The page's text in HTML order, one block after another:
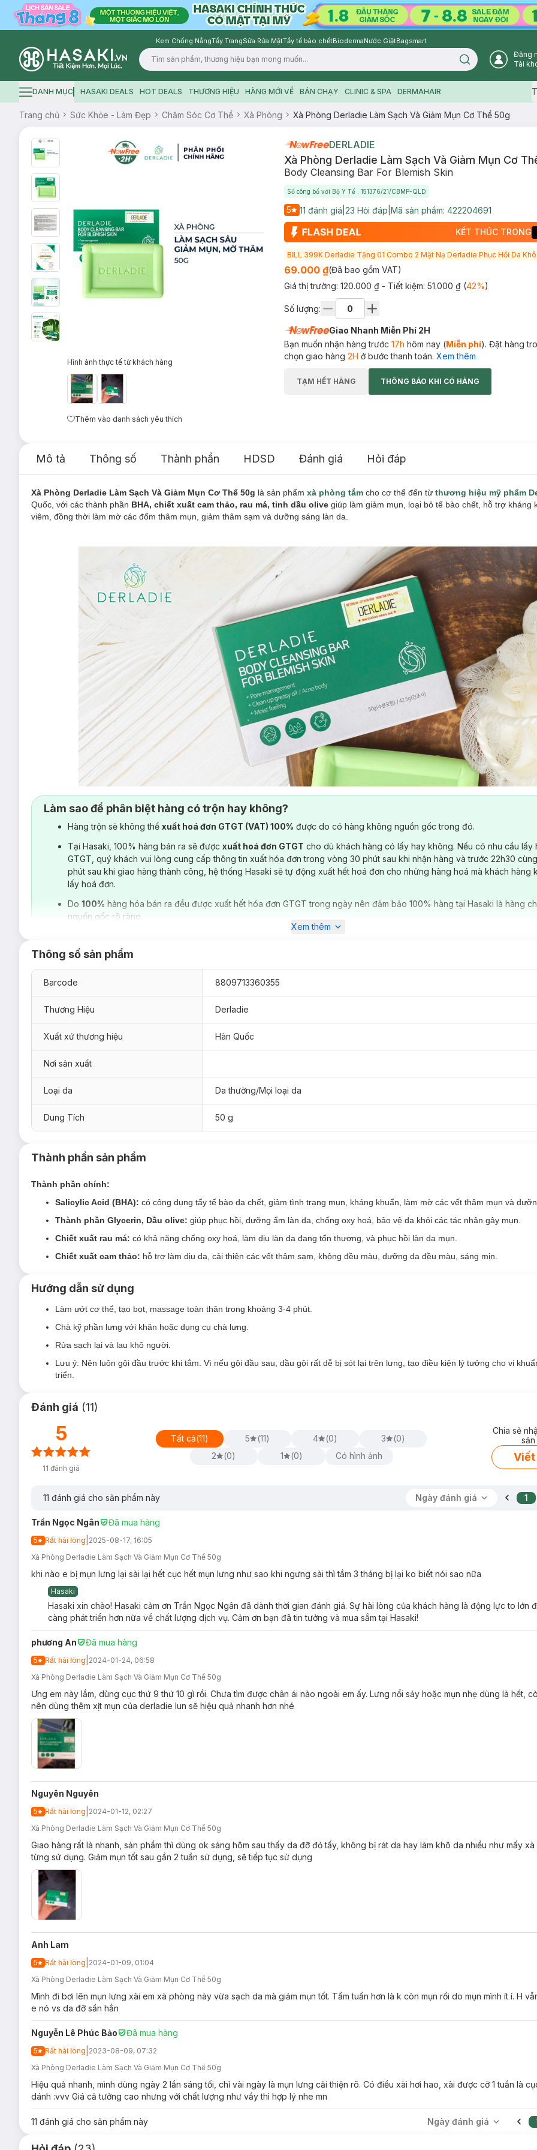
Kem Chống NắngTẩy TrangSữa Rửa MặtTẩy tế bào chếtBiodermaNước GiặtBagsmart
Logo
Search icon
Đăng
Tài
Hamburger icon
DANH MỤC HASAKI DEALS HOT DEALS THƯƠNG HIỆU HÀNG MỚI VỀ BÁN CHẠY CLINIC & SPA DERMAHAIR
Trang chủ Sức Khỏe - Làm Đẹp Chăm Sóc Cơ Thể Xà Phòng Xà Phòng Derladie Làm Sạch Và Giảm Mụn Cơ Thể 50g
Hình ảnh thực tế từ khách hàng
Thêm vào danh sách yêu thích
DERLADIE
Xà Phòng Derladie Làm Sạch Và Giảm Mụn Cơ
Body Cleansing Bar For Blemish Skin
Số công bố với Bộ Y Tế : 151376/21/CBMP-QLD
5 11 đánh giá 23 Hỏi đáp Mã sản phẩm: 422204691
KẾT THÚC TRONG
BILL 399K Derladie Tặng 01 Combo 2 Mặt Nạ Derladie Phục Hồi Da
69.000 ₫(Đã bao gồm VAT)
Giá thị trường: 120.000 ₫ - Tiết kiệm: 51.000 ₫(42%)
Số lượng:
Giao Nhanh Miễn Phí 2H
Bạn muốn nhận hàng trước 17h hôm nay (Miễn phí). Đặt hàng
chọn giao hàng 2H ở bước thanh toán. Xem thêm
TẠM HẾT HÀNG THÔNG BÁO KHI CÓ HÀNG
Mô tả Thông số Thành phần HDSD Đánh giá Hỏi đáp
Xà Phòng Derladie Làm Sạch Và Giảm Mụn Cơ Thể 50g là sản phẩm xà phòng tắm cho cơ thể đến từ thương hiệu mỹ phẩm
Quốc, với các thành phần BHA, chiết xuất cam thảo, rau má, tinh dầu olive giúp làm giảm mụn, loại bỏ tế bào chết, hỗ trợ kháng
viêm, đồng thời làm mờ các đốm thâm mụn, giảm thâm sạm và dưỡng sáng làn da.
sạm gây tối màu da, trông da kém sức sống và khô ráp do các vết bong tróc.
da mặt, giờ đây hãng cho ra mắt sản phẩm giảm mụn cho cả cơ thể với sản phẩmDerladie Body Cleansing Bar For Blemish Skin.
biệt dịu nhẹ và an toàn với mọi làn da, ngay cả da nhạy cảm hay đang gặp vấn đề viêm nang lông.
Hiện sản phẩmXà Phòng Derladie Body Cleansing Bar For Blemish Skin 50gđã có mặt tạiHasaki.
Loại da phù hợp:
Sản phẩm phù hợp với mọi loại da.
Giải pháp cho tình trạng da:
Damụn, viêm nang lông.
Làm sao để phân biệt hàng có trộn hay không?
Hàng trộn sẽ không thể xuất hoá đơn GTGT (VAT) 100% được do có hàng không nguồn gốc trong đó.
Tại Hasaki, 100% hàng bán ra sẽ được xuất hoá đơn GTGT cho dù khách hàng có lấy hay không. Nếu có nhu cầu lấy
GTGT, quý khách vui lòng cung cấp thông tin xuất hóa đơn trong vòng 30 phút sau khi nhận hàng và trước 22h30
phút sau khi giao hàng thành công, hệ thống Hasaki sẽ tự động xuất hết hoá đơn cho những hàng hoá mà khách hàng
lấy hoá đơn.
Do 100% hàng hóa bán ra đều được xuất hết hóa đơn GTGT trong ngày nên đảm bảo 100% hàng tại Hasaki là hàng
nguồn gốc rõ ràng.
Xem thêm
Thông số sản phẩm
Barcode 8809713360355
Thương Hiệu Derladie
Xuất xứ thương hiệu Hàn Quốc
Nơi sản xuất
Loại da Da thường/Mọi loại da
Dung Tích 50 g
Thành phần sản phẩm
Thành phần chính:
Salicylic Acid (BHA): có công dụng tẩy tế bào da chết, giảm tình trạng mụn, kháng khuẩn, làm mờ các vết thâm mụn và
Thành phần Glycerin, Dầu olive: giúp phục hồi, dưỡng ẩm làn da, chống oxy hoá, bảo vệ da khỏi các tác nhân gây mụn.
Chiết xuất rau má: có khả năng chống oxy hoá, làm dịu làn da đang tổn thương, và phục hồi làn da mụn.
Chiết xuất cam thảo: hỗ trợ làm dịu da, cải thiện các vết thâm sạm, không đều màu, dưỡng da đều màu, sáng mịn.
Hướng dẫn sử dụng
Làm ướt cơ thể, tạo bọt, massage toàn thân trong khoảng 3-4 phút.
Chà kỹ phần lưng với khăn hoặc dụng cụ chà lưng.
Rửa sạch lại và lau khô người.
Lưu ý: Nên luôn gội đầu trước khi tắm. Vì nếu gội đầu sau, dầu gội rất dễ bị sót lại trên lưng, tạo điều kiện lý tưởng cho vi
triển.
Đánh giá (11)
5
11 đánh giá
Tất cả(11) 5 (11) 4 (0) 3 (0)
2
(0) 1 (0) Có hình ảnh
Chia sẻ
Viết
11 đánh giá cho sản phẩm này Ngày đánh giá 1
Trần Ngọc Ngân Đã mua hàng
5 Rất hài lòng 2025-08-17, 16:05
Xà Phòng Derladie Làm Sạch Và Giảm Mụn Cơ Thể 50g
khi nào e bị mụn lưng lại sài lại hết cục hết mụn lưng như sao khi ngưng sài thì tầm 3 tháng bị lại ko biết nói sao nữa
Hasaki
Hasaki xin chào! Hasaki cảm ơn Trần Ngọc Ngân đã dành thời gian đánh giá. Sự hài lòng của khách hàng là động lực to lớn
càng phát triển hơn nữa về chất lượng dịch vụ. Cảm ơn bạn đã tin tưởng và mua sắm tại Hasaki!
phương An Đã mua hàng
5 Rất hài lòng 2024-01-24, 06:58
Xà Phòng Derladie Làm Sạch Và Giảm Mụn Cơ Thể 50g
Ưng em này lắm, dùng cục thứ 9 thứ 10 gì rồi. Chưa tìm được chân ái nào ngoài em ấy. Lưng nổi sảy hoặc mụn nhẹ dùng là hết,
nên dùng thêm xịt mụn của derladie lun sẽ hiệu quả nhanh hơn nhé
Nguyên Nguyên
5 Rất hài lòng 2024-01-12, 02:27
Xà Phòng Derladie Làm Sạch Và Giảm Mụn Cơ Thể 50g
Giao hàng rất là nhanh, sản phẩm thì dùng ok sáng hôm sau thấy da đỡ đỏ tấy, không bị rát da hay làm khô da nhiều như mấy
từng sử dụng. Giảm mụn tốt sau gần 2 tuần sử dụng, sẽ tiếp tục sử dụng
Anh Lam
5 Rất hài lòng 2024-01-09, 01:04
Xà Phòng Derladie Làm Sạch Và Giảm Mụn Cơ Thể 50g
Mình đi bơi lên mụn lưng xài em xà phòng này vừa sạch da mà giảm mụn tốt. Tầm tuần hơn là k còn mụn rồi do mụn mình ít í. H
e nó vs da đỡ sần hẳn
Nguyễn Lê Phúc Bảo Đã mua hàng
5 Rất hài lòng 2023-08-09, 07:32
Xà Phòng Derladie Làm Sạch Và Giảm Mụn Cơ Thể 50g
Hiệu quả nhanh, mình dùng ngày 2 lần sáng tối, chỉ vài ngày là mụn lưng cải thiện rõ. Có điều xài hơi hao, xài được cỡ 1 tuần là
dánh :vvv Giá cả tưởng cao nhưng với chất lượng như vầy thì hợp lý nhe mn
11 đánh giá cho sản phẩm này Ngày đánh giá